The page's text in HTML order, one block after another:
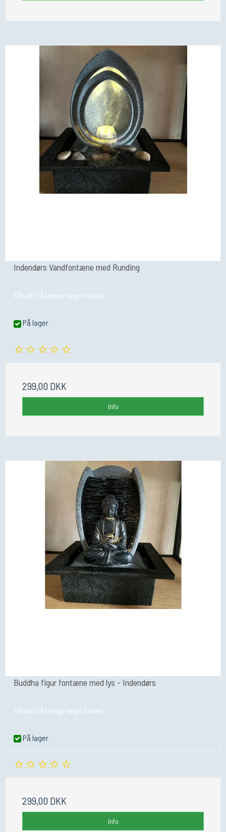
Indendørs Vandfontæne med Runding
Tilbud! Så længe lager haves!
På lager
299,00 DKK
Info
Buddha figur fontæne med lys - Indendørs
Tilbud! Så længe lager haves!
På lager
299,00 DKK
Info